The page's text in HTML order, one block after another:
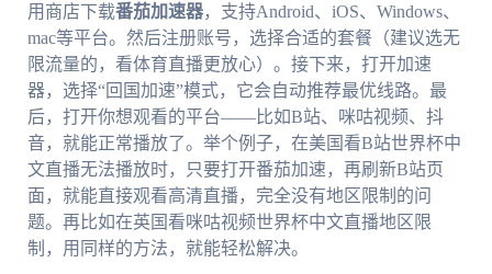
用商店下载番茄加速器，支持Android、iOS、Windows、
mac等平台。然后注册账号，选择合适的套餐（建议选无
限流量的，看体育直播更放心）。接下来，打开加速
器，选择“回国加速”模式，它会自动推荐最优线路。最
后，打开你想观看的平台——比如B站、咪咕视频、抖
音，就能正常播放了。举个例子，在美国看B站世界杯中
文直播无法播放时，只要打开番茄加速，再刷新B站页
面，就能直接观看高清直播，完全没有地区限制的问
题。再比如在英国看咪咕视频世界杯中文直播地区限
制，用同样的方法，就能轻松解决。